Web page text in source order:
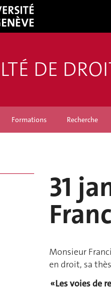
DE
Formations Recherche
31
Monsieur
en droit, sa
« Les voies de